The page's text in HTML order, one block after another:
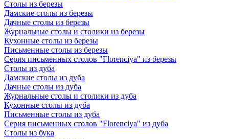
Столы из березы
Дамские столы из березы
Дачные столы из березы
Журнальные столы и столики из березы
Кухонные столы из березы
Письменные столы из березы
Серия письменных столов "Florenciya" из березы
Столы из дуба
Дамские столы из дуба
Дачные столы из дуба
Журнальные столы и столики из дуба
Кухонные столы из дуба
Письменные столы из дуба
Серия письменных столов "Florenciya" из дуба
Столы из бука